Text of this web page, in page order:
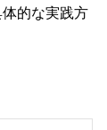
的な実践方